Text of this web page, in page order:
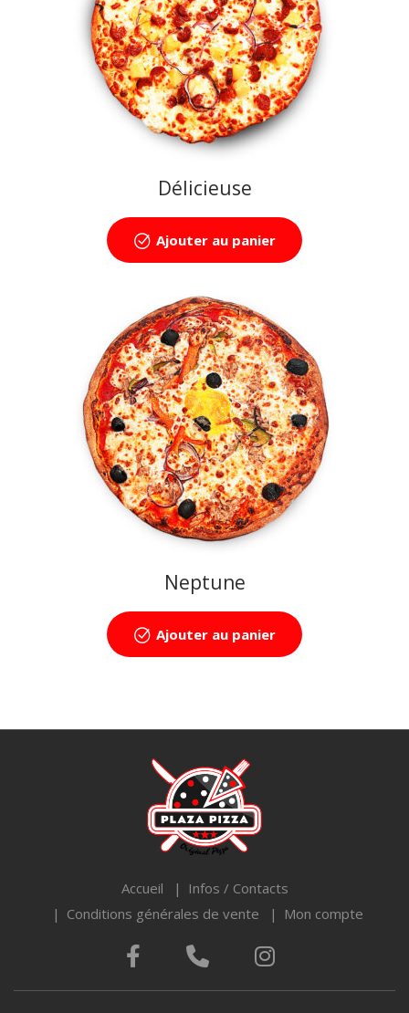
Délicieuse
Ajouter au panier
Neptune
Ajouter au panier
Accueil
Infos / Contacts
Conditions générales de vente
Mon compte